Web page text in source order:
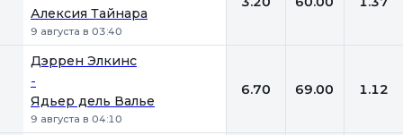
Алексия Тайнара
9 августа в 03:40
Дэррен Элкинс
-
Ядьер дель Валье
9 августа в 04:10
6.70 69.00 1.12